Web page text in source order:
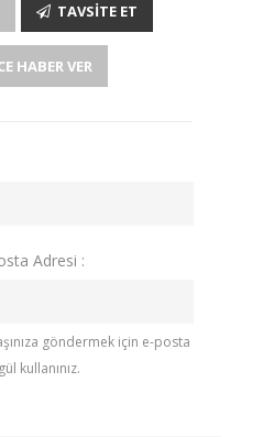
TAVSITE ET
HABER VER
Adresi :
göndermek için e-posta
kullanınız.